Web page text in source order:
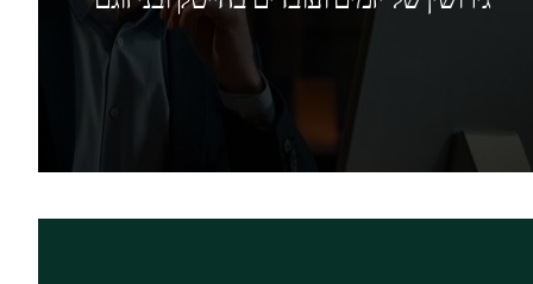
דין גירושין, המתמחה בגירושי הייטק.
המשל קריאה